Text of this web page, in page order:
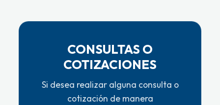
CONSULTAS O
COTIZACIONES
Si desea realizar alguna consulta o
cotización de manera